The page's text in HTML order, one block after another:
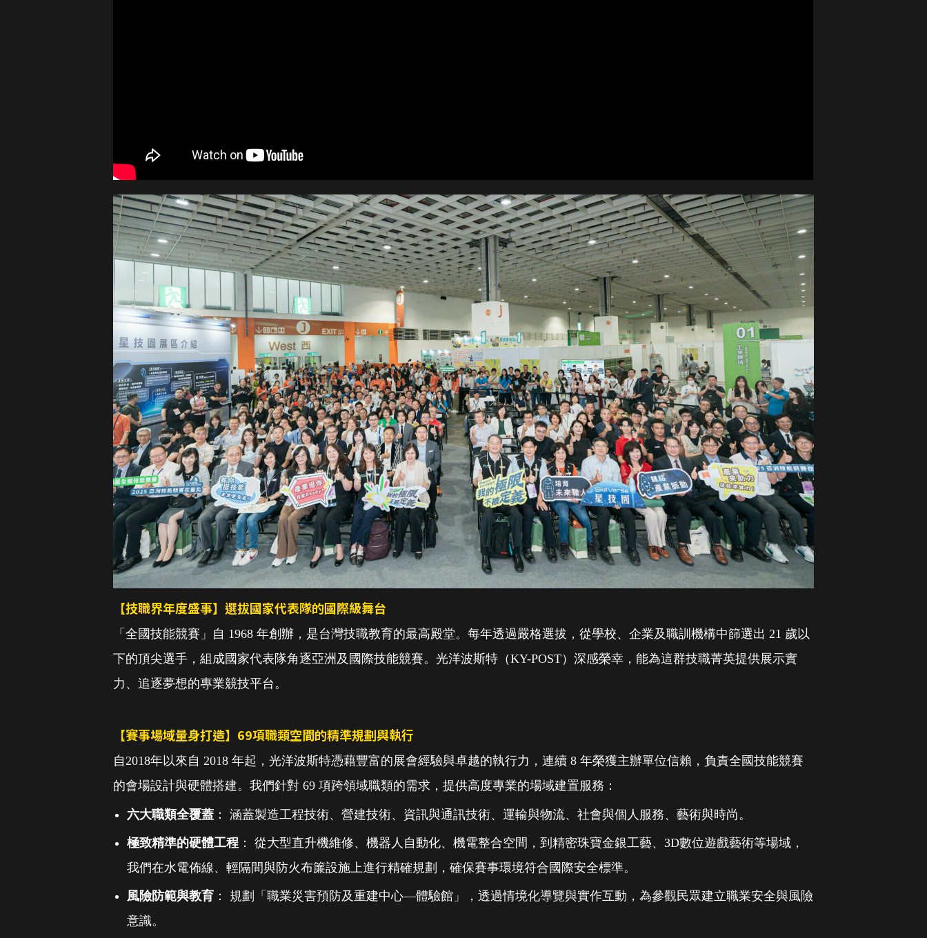
【技職界年度盛事】選拔國家代表隊的國際級舞台
「全國技能競賽」自 1968 年創辦，是台灣技職教育的最高殿堂。每年透過嚴格選拔，從學校、企業及職訓機構中篩選出 21 歲以
下的頂尖選手，組成國家代表隊角逐亞洲及國際技能競賽。光洋波斯特（KY-POST）深感榮幸，能為這群技職菁英提供展示實
力、追逐夢想的專業競技平台。
【賽事場域量身打造】69項職類空間的精準規劃與執行
自2018年以來自 2018 年起，光洋波斯特憑藉豐富的展會經驗與卓越的執行力，連續 8 年榮獲主辦單位信賴，負責全國技能競賽
的會場設計與硬體搭建。我們針對 69 項跨領域職類的需求，提供高度專業的場域建置服務：
六大職類全覆蓋 ： 涵蓋製造工程技術、營建技術、資訊與通訊技術、運輸與物流、社會與個人服務、藝術與時尚。
極致精準的硬體工程 ： 從大型直升機維修、機器人自動化、機電整合空間，到精密珠寶金銀工藝、3D數位遊戲藝術等場域，
我們在水電佈線、輕隔間與防火布簾設施上進行精確規劃，確保賽事環境符合國際安全標準。
風險防範與教育 ： 規劃「職業災害預防及重建中心—體驗館」，透過情境化導覽與實作互動，為參觀民眾建立職業安全與風險
意識。